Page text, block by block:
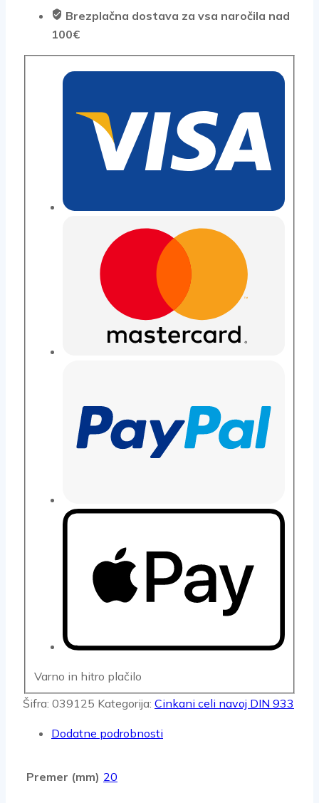
Brezplačna dostava za vsa naročila nad
100€
Varno in hitro plačilo
Šifra: 039125 Kategorija: Cinkani celi navoj DIN 933
Dodatne podrobnosti
Premer (mm) 20